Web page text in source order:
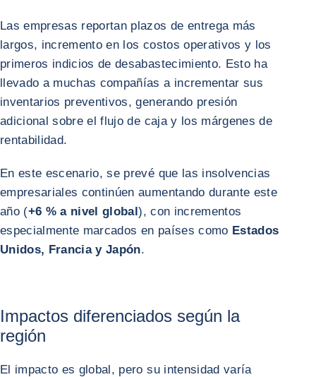
Las empresas reportan plazos de entrega más
largos, incremento en los costos operativos y los
primeros indicios de desabastecimiento. Esto ha
llevado a muchas compañías a incrementar sus
inventarios preventivos, generando presión
adicional sobre el flujo de caja y los márgenes de
rentabilidad.
En este escenario, se prevé que las insolvencias
empresariales continúen aumentando durante este
año (+6 % a nivel global), con incrementos
especialmente marcados en países como Estados
Unidos, Francia y Japón.
Impactos diferenciados según la
región
El impacto es global, pero su intensidad varía